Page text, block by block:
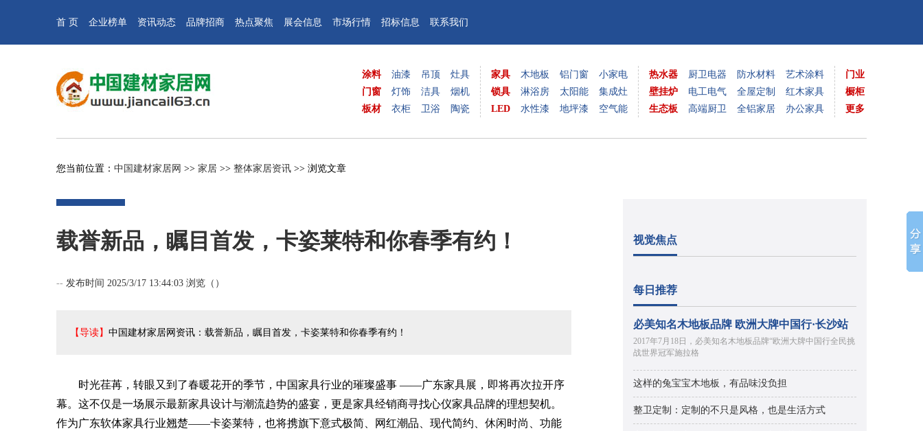
首 页 企业榜单 资讯动态 品牌招商 热点聚焦 展会信息 市场行情 招标信息 联系我们
涂料
门窗
板材
油漆
灯饰
衣柜
吊顶
洁具
卫浴
灶具
烟机
陶瓷
家具
锁具
LED
木地板
淋浴房
水性漆
铝门窗
太阳能
地坪漆
小家电
集成灶
空气能
热水器
壁挂炉
生态板
厨卫电器
电工电气
高端厨卫
防水材料
全屋定制
全铝家居
艺术涂料
红木家具
办公家具
门业
橱柜
更多
您当前位置： 中国建材家居网 >> 家居 >> 整体家居资讯 >> 浏览文章
载誉新品，瞩目首发，卡姿莱特和你春季有约！
-- 发布时间 2025/3/17 13:44:03 浏览（ ）
【导读】 中国建材家居网资讯：载誉新品，瞩目首发，卡姿莱特和你春季有约！
时光荏苒，转眼又到了春暖花开的季节，中国家具行业的璀璨盛事 ——广东家具展，即将再次拉开序
幕。这不仅是一场展示最新家具设计与潮流趋势的盛宴，更是家具经销商寻找心仪家具品牌的理想契机。
作为广东软体家具行业翘楚——卡姿莱特，也将携旗下意式极简、网红潮品、现代简约、休闲时尚、功能
视觉焦点
每日推荐
必美知名木地板品牌 欧洲大牌中国行·长沙站
2017年7月18日，必美知名木地板品牌“欧洲大牌中国行全民挑
战世界冠军施拉格
这样的兔宝宝木地板，有品味没负担
整卫定制：定制的不只是风格，也是生活方式